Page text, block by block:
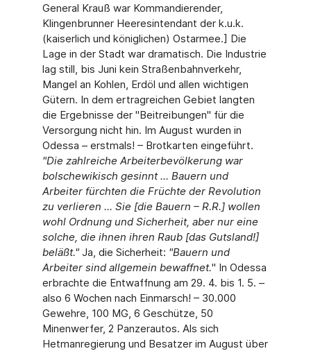
General Krauß war Kommandierender,
Klingenbrunner Heeresintendant der k.u.k.
(kaiserlich und königlichen) Ostarmee.] Die
Lage in der Stadt war dramatisch. Die Industrie
lag still, bis Juni kein Straßenbahnverkehr,
Mangel an Kohlen, Erdöl und allen wichtigen
Gütern. In dem ertragreichen Gebiet langten
die Ergebnisse der "Beitreibungen" für die
Versorgung nicht hin. Im August wurden in
Odessa – erstmals! – Brotkarten eingeführt.
"Die zahlreiche Arbeiterbevölkerung war
bolschewikisch gesinnt ... Bauern und
Arbeiter fürchten die Früchte der Revolution
zu verlieren ... Sie [die Bauern – R.R.] wollen
wohl Ordnung und Sicherheit, aber nur eine
solche, die ihnen ihren Raub [das Gutsland!]
beläßt."Ja, die Sicherheit: "Bauern und
Arbeiter sind allgemein bewaffnet." In Odessa
erbrachte die Entwaffnung am 29. 4. bis 1. 5. –
also 6 Wochen nach Einmarsch! – 30.000
Gewehre, 100 MG, 6 Geschütze, 50
Minenwerfer, 2 Panzerautos. Als sich
Hetmanregierung und Besatzer im August über